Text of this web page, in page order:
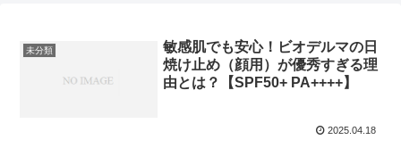
未分類
敏感肌でも安心！ビオデルマの日
焼け止め（顔用）が優秀すぎる理
由とは？【SPF50+ PA++++】
2025.04.18